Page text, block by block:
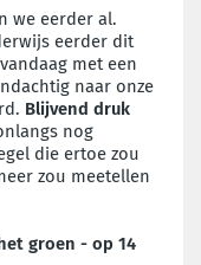
we eerder al.
eerder dit
met een
naar onze
Blijvend druk
nog
die ertoe zou
zou meetellen
groen - op 14